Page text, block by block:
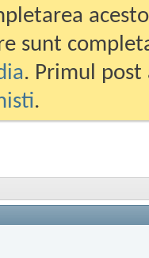
sunt
. Primul
.